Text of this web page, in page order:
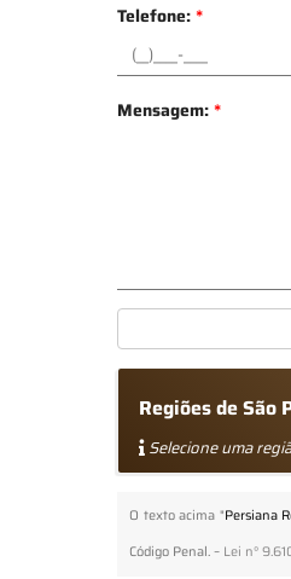
Telefone:*
Mensagem:*
Regiões de São
Selecione uma
O texto acima "Persiana
Código Penal. – Lei n°